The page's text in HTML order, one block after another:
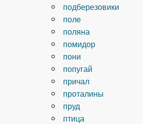
подберезовики
поле
поляна
помидор
пони
попугай
причал
проталины
пруд
птица